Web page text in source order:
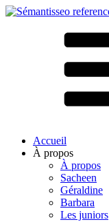
Accueil
À propos
À propos
Sacheen
Géraldine
Barbara
Les juniors